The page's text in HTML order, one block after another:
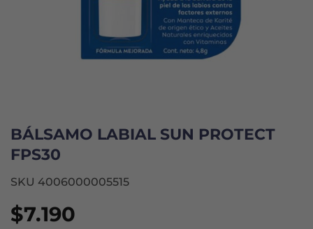
BÁLSAMO LABIAL SUN PROTECT
FPS30
SKU 4006000005515
$7.190